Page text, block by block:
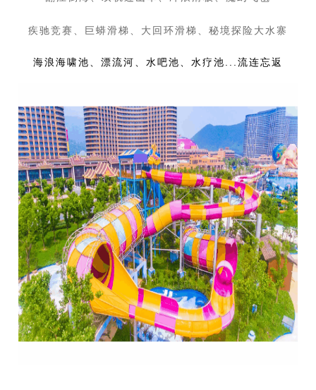
疾驰竞赛、巨蟒滑梯、大回环滑梯、秘境探险大水寨
海浪海啸池、漂流河、水吧池、水疗池 流连忘返